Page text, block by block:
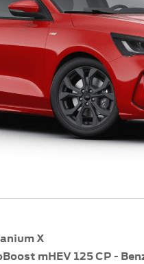
X
mHEV 125 CP -